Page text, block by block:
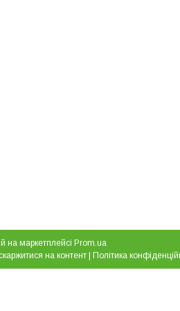
на маркетплейсі Prom.ua
на контент | Політика